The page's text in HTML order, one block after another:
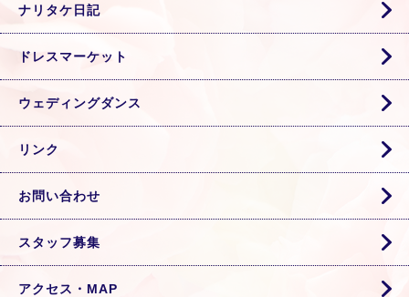
ナリタケ日記
ドレスマーケット
ウェディングダンス
リンク
お問い合わせ
スタッフ募集
アクセス・MAP